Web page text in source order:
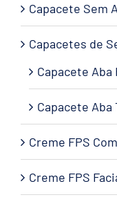
Capacete Sem
Capacetes de
Capacete Aba
Capacete Aba
Creme FPS
Creme FPS